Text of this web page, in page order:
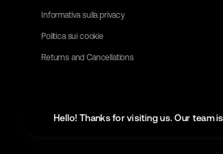
Informativa sulla privacy
Politica sui cookie
Returns and Cancellations
Hello! Thanks for visiting us. Our team